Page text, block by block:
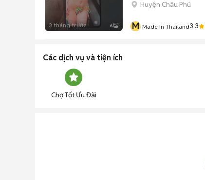
3 tháng trước 6
Huyện Châu Phú
M Made In Thailand3.3
Các dịch vụ và tiện ích
Chợ Tốt Ưu Đãi